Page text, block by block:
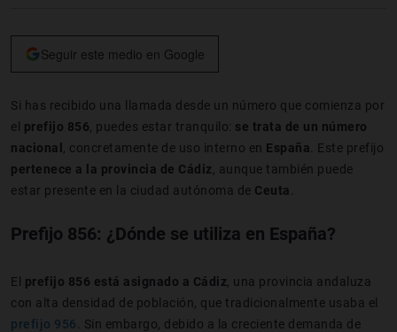
Seguir este medio en Google
Si has recibido una llamada desde un número que comienza por
el prefijo 856 , puedes estar tranquilo: se trata de un número
nacional
, concretamente de uso interno en España . Este prefijo
pertenece a la provincia de Cádiz , aunque también puede
estar presente en la ciudad autónoma de Ceuta
Prefijo 856: ¿Dónde se utiliza en España?
El prefijo 856 está asignado a Cádiz , una provincia andaluza
con alta densidad de población, que tradicionalmente usaba el
prefijo 956 . Sin embargo, debido a la creciente demanda de